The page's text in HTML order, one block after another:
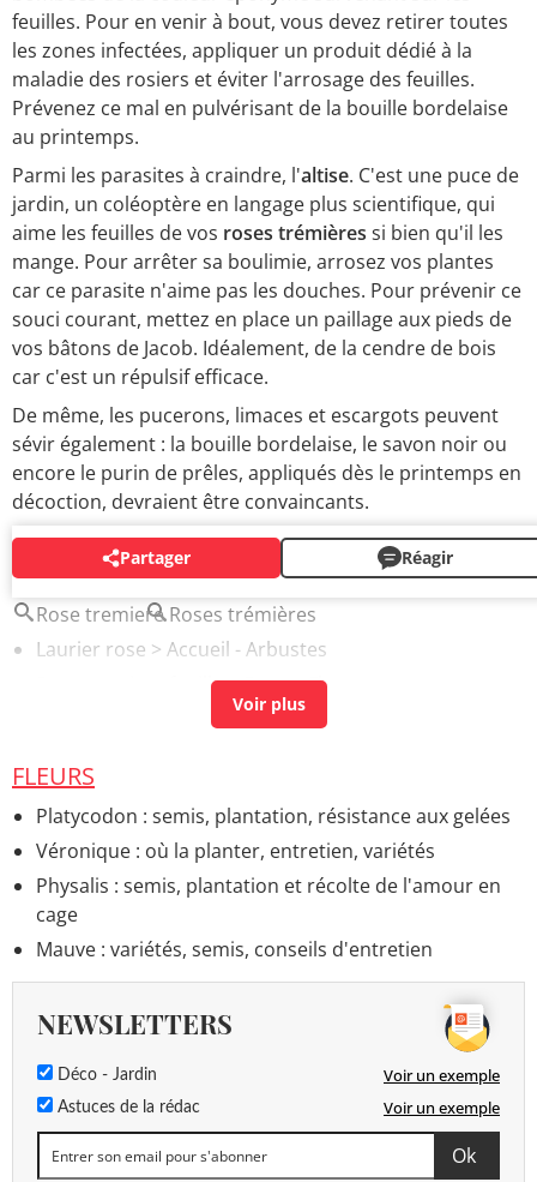
feuilles. Pour en venir à bout, vous devez retirer toutes
les zones infectées, appliquer un produit dédié à la
maladie des rosiers et éviter l'arrosage des feuilles.
Prévenez ce mal en pulvérisant de la bouille bordelaise
au printemps.
Parmi les parasites à craindre, l'altise. C'est une puce de
jardin, un coléoptère en langage plus scientifique, qui
aime les feuilles de vos roses trémières si bien qu'il les
mange. Pour arrêter sa boulimie, arrosez vos plantes
car ce parasite n'aime pas les douches. Pour prévenir ce
souci courant, mettez en place un paillage aux pieds de
vos bâtons de Jacob. Idéalement, de la cendre de bois
car c'est un répulsif efficace.
De même, les pucerons, limaces et escargots peuvent
sévir également : la bouille bordelaise, le savon noir ou
encore le purin de prêles, appliqués dès le printemps en
décoction, devraient être convaincants.
Partager Réagir
AUTOUR DU MÊME SUJET
Rose tremiere Roses trémières
Laurier rose > Accueil - Arbustes
Rose tremiere feuille>Forum Fleurs
FLEURS
Platycodon : semis, plantation, résistance aux gelées
Véronique : où la planter, entretien, variétés
Physalis : semis, plantation et récolte de l'amour en
cage
Mauve : variétés, semis, conseils d'entretien
NEWSLETTERS
Déco - Jardin Voir un exemple
Astuces de la rédac Voir un exemple